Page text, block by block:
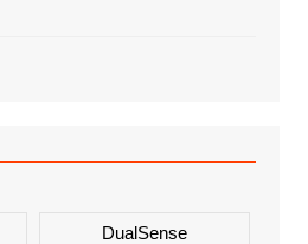
DualSense